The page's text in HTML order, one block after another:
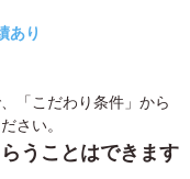
あり
「こだわり条件」から
さい。
うことはできます